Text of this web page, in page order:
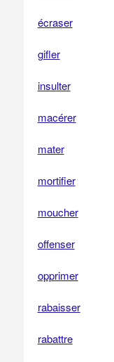
écraser
gifler
insulter
macérer
mater
mortifier
moucher
offenser
opprimer
rabaisser
rabattre